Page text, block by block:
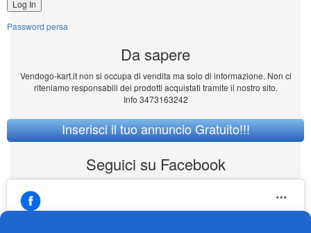
Password persa
Da sapere
Vendogo-kart.it non si occupa di vendita ma solo di informazione. Non ci
riteniamo responsabili dei prodotti acquistati tramite il nostro sito.
Info 3473163242
Inserisci il tuo annuncio Gratuito!!!
Seguici su Facebook